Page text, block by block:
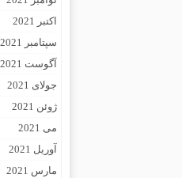
اکتبر 2021
سپتامبر 2021
آگوست 2021
جولای 2021
ژوئن 2021
می 2021
آوریل 2021
مارس 2021